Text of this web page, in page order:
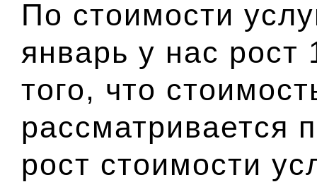
По стоимости
январь у нас рост
того, что
рассматривается
рост стоимости